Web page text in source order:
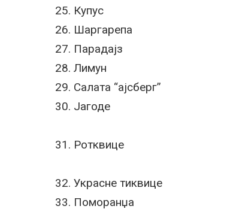
25. Купус
26. Шаргарепа
27. Парадајз
28. Лимун
29. Салата “ајсберг”
30. Јагоде
31. Ротквице
32. Украсне тиквице
33. Поморанџа